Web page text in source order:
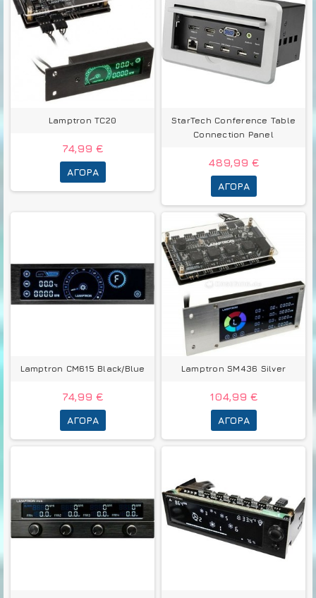
Lamptron TC20
74,99 €
ΑΓΟΡΆ
StarTech Conference Table
Connection Panel
489,99 €
ΑΓΟΡΆ
Lamptron CM615 Black/Blue
74,99 €
ΑΓΟΡΆ
Lamptron SM436 Silver
104,99 €
ΑΓΟΡΆ